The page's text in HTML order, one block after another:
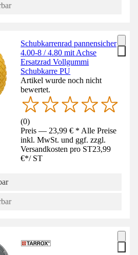
Schubkarrenrad pannensicher
4.00-8 / 4.80 mit Achse
Ersatzrad Vollgummi
Schubkarre PU
Artikel wurde noch nicht
bewertet.
(0)
Preis — 23,99 € * Alle Preise
inkl. MwSt. und ggf. zzgl.
Versandkosten pro ST23,99
€*/ ST